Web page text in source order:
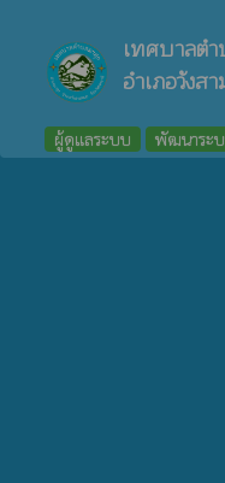
เทศบาลต
อำเภอวังส
ผู้ดูแลระบบ พัฒนาระ